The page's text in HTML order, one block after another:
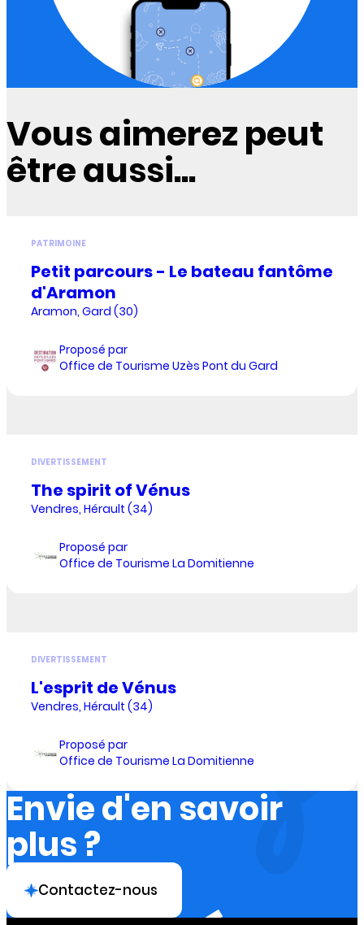
Vous aimerez peut
être aussi...
PATRIMOINE
Petit parcours - Le bateau fantôme
d'Aramon
Aramon, Gard (30)
Proposé par
Office de Tourisme Uzès Pont du Gard
DIVERTISSEMENT
The spirit of Vénus
Vendres, Hérault (34)
Proposé par
Office de Tourisme La Domitienne
DIVERTISSEMENT
L'esprit de Vénus
Vendres, Hérault (34)
Proposé par
Office de Tourisme La Domitienne
Envie d'en savoir
plus ?
Contactez-nous